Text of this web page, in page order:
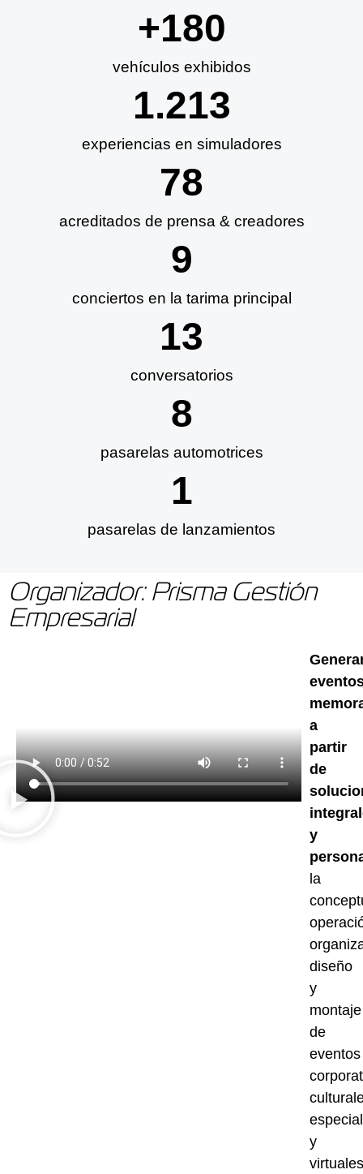
vehículos exhibidos
+180
experiencias en simuladores
1.213
acreditados de prensa & creadores
78
conciertos en la tarima principal
9
conversatorios
13
pasarelas automotrices
8
pasarelas de lanzamientos
2
Organizador: Prisma Gestión
Empresarial
a
partir
de
y
la
diseño
y
montaje
de
eventos
y